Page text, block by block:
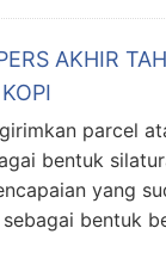
AKHIR
parcel
bentuk
yang
bentuk